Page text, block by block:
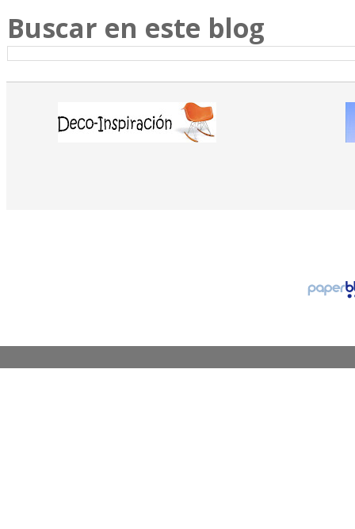
Buscar en este blog